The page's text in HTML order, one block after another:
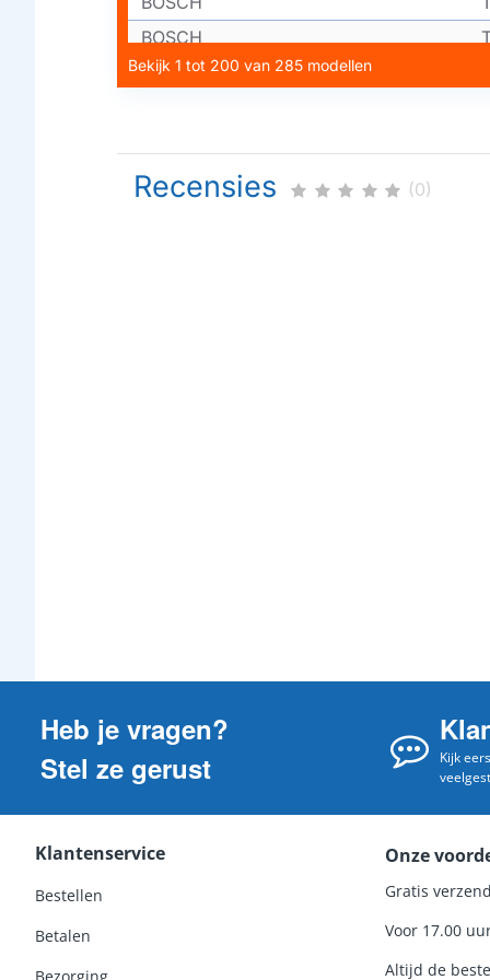
BOSCH
BOSCH
BOSCH
BOSCH
BOSCH
BOSCH
Bekijk 1 tot 200 van 285 modellen
Recensies (0)
Heb je vragen?
Stel ze gerust
Kijk
Klantenservice
Bestellen
Betalen
Onze
Gratis
Voor 17.00
Altijd de